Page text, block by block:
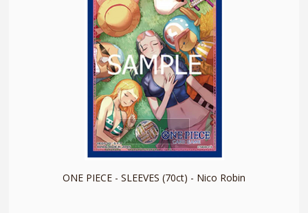
quickshop
ONE PIECE - SLEEVES (70ct) - Nico Robin